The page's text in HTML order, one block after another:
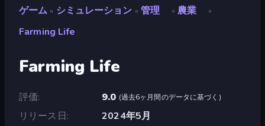
ゲーム » シミュレーション » 管理 » 農業 »
Farming Life
Farming Life
評価 9.0 (過去6ヶ月間のデータに基づく )
リリース日
2024年5月